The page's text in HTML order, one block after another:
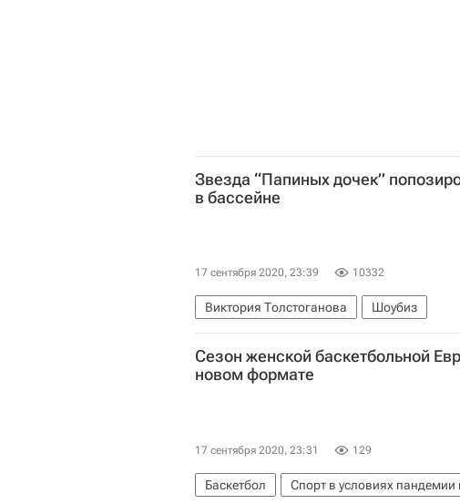
Звезда “Папиных дочек”
в бассейне
17 сентября 2020, 23:39 10332
Виктория Толстоганова Шоубиз
Сезон женской баскетбольной
новом формате
17 сентября 2020, 23:31 129
Баскетбол Спорт в условиях пандемии